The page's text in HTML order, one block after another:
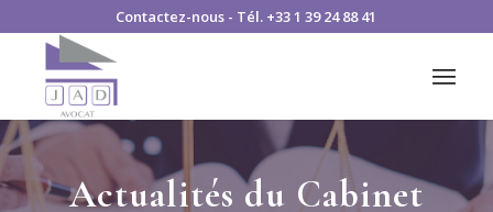
Contactez-nous - Tél. +33 1 39 24 88 41
Actualités du Cabinet